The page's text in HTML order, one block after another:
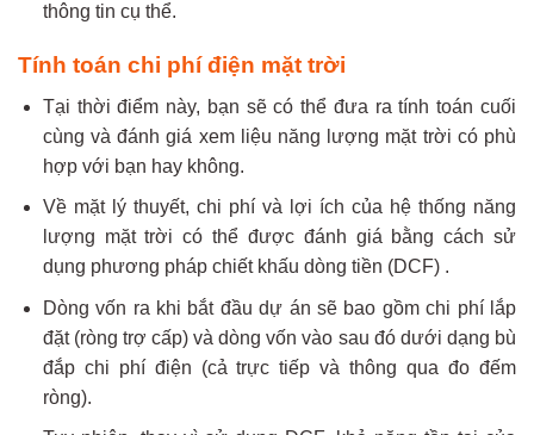
thông tin cụ thể.
Tính toán chi phí điện mặt trời
Tại thời điểm này, bạn sẽ có thể đưa ra tính toán cuối
cùng và đánh giá xem liệu năng lượng mặt trời có phù
hợp với bạn hay không.
Về mặt lý thuyết, chi phí và lợi ích của hệ thống năng
lượng mặt trời có thể được đánh giá bằng cách sử
dụng phương pháp chiết khấu dòng tiền (DCF) .
Dòng vốn ra khi bắt đầu dự án sẽ bao gồm chi phí lắp
đặt (ròng trợ cấp) và dòng vốn vào sau đó dưới dạng bù
đắp chi phí điện (cả trực tiếp và thông qua đo đếm
ròng).